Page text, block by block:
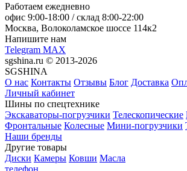
Работаем ежедневно
офис 9:00-18:00 / склад 8:00-22:00
Москва, Волоколамское шоссе 114к2
Напишите нам
Telegram MAX
sgshina.ru © 2013-2026
SGSHINA
О нас Контакты Отзывы Блог Доставка
Личный кабинет
Шины по спецтехнике
Экскаваторы-погрузчики Телескопические
Фронтальные Колесные Мини-погрузчики
Наши бренды
Другие товары
Диски Камеры Ковши Масла
телефон